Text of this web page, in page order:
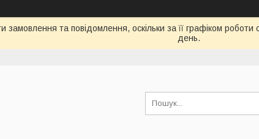
та повідомлення, оскільки за її графіком
день.